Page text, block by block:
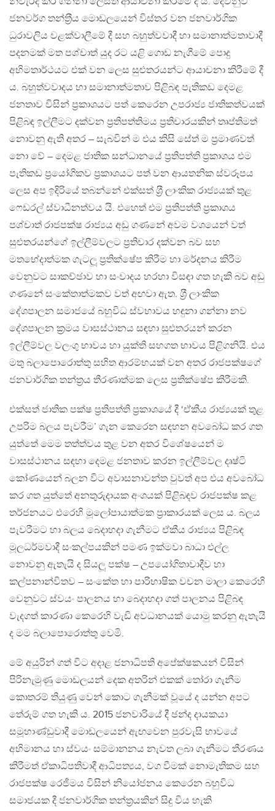
ජනවර්ග තන්ත‍්‍රීය මොඩලයෙන් විස්තර වන ජනවාර්ගික
ධුරාවලිය වළක්වාලීමේ දී සහ බහුත්වවාදී හා සමානාත්මතාවාදී
පදනමක් මත පශ්චාත් යුද රට යළි ගොඩ නැගීමේ පොදු
අභිමතාර්ථයට එක් වන ලෙස සුළුතරයන්ට ආයාචනා කිරීමේ දී
ය. බහුත්වවාදය හා සමානාත්මතාව පිළිබඳ පැතිකඩ දෙමළ
ජනතාව විසින් ප‍්‍රකාශයට පත් කෙරෙන උපරාජ්‍ය ජාතිකත්වයක්
පිළිබඳ ඉල්ලීමට දක්වන ප‍්‍රතිපත්තිමය ප‍්‍රතිචාරයකින් තෘප්තිමත්
නොවනු ඇති අතර – සැබවින් ම එය කිසි සේත් ම ප‍්‍රමාණවත්
නො වේ – දෙමළ ජාතික සන්ධානයේ ප‍්‍රතිපත්ති ප‍්‍රකාශය එම
පැතිකඩ ප‍්‍රයෝගිකව ප‍්‍රකාශයට පත් වන ආයතනික ස්වරූපය
ලෙස අප ඉදිරියේ තබන්නේ එක්සත් ශ‍්‍රී ලාංකික රාජ්‍යයක් තුළ
ෆෙඩරල් ස්වාධීනත්වය යි. එහෙත් එම ප‍්‍රතිපත්ති ප‍්‍රකාශය
පශ්චාත් රාජපක්ෂ රාජ්‍යය අඩු ගණනේ අවම වශයෙන් වත්
සුළුතරයන්ගේ ඉල්ලීම්වලට ප‍්‍රතිචාර දක්වන බව සහ
මතභේදාත්මක ගැටලූ ප‍්‍රතික්ෂේප කිරීම හා මර්දනය කිරීම
වෙනුවට සාකච්ඡාව හා සංවාදය හරහා විසඳා ගත හැකි බව අඩු
ගණනේ සංකේතාත්මකව වත් අඟවා ඇත. ශ‍්‍රී ලාංකික
දේශපාලන සමාජයේ බහුවිධ ස්වභාවය හඳුනා ගන්නා නව
දේශපාලන ක‍්‍රමය වාසස්ථානය සඳහා සුළුතරයන් කරන
ඉල්ලීම්වල වලංගු භාවය හා යුක්ති සහගත භාවය පිළිගනියි. එය
මතු බලාපොරොත්තු සහිත ආරම්භයක් වන අතර රාජපක්ෂගේ
ජනවාර්ගික තන්ත‍්‍රය තීරණාත්මක ලෙස ප‍්‍රතික්ෂේප කිරීමකි.
එක්සත් ජාතික පක්ෂ ප‍්‍රතිපත්ති ප‍්‍රකාශයේ දී ‘ඒකීය රාජ්‍යයක් තුළ
උපරිම බලය පැවරීම’ ගැන කෙරෙන සඳහන අවබෝධ කර ගත
යුත්තේ මෙම තත්ත්වය තුළ වන අතර විශේෂයෙන් ම
වාසස්ථානය සඳහා දෙමළ ජනතාව කරන ඉල්ලීම්වල දෘෂ්ටි
කෝණයෙන් බලන විට අවාසනාවන්ත වුවත් අප එය අවබෝධ
කර ගත යුත්තේ අනතුරුදායක අංශයක් පිළිබඳව රාජපක්ෂ කළ
තර්ජනයට එරෙහි මූලෝපායාත්මක ප‍්‍රාකාරයක් ලෙස ය. බලය
පැවරීමට හා බලය බෙදාහදා ගැනීමට ඒකීය රාජ්‍යය පිළිබඳ
මූලධර්මවාදී සංකල්පයකින් පමණ ඉක්මවා බාධා එල්ල
නොවනු ඇතැයි ද සියලූ පක්ෂ – උපයෝගිතාවාදීව හා
කල්පනාන්විතව – සංකේත හා පාරිභාෂික වචන මාලා කෙරෙහි
වෙනුවට ස්වයං පාලනය හා බෙදාහදා ගත් පාලනය පිළිබඳ
වැදගත් කාරණා කෙරෙහි වැඩි අවධානයක් යොමු කරනු ඇතැයි
ද මම බලාපොරොත්තු වෙමි.
මේ අයුරින් ගත් විට අදාළ ජනාධිපති අපේක්ෂකයන් විසින්
පිරිනැමුණු මොඩලයන් දෙක අතරින් එකක් තෝරා ගැනීම
කොතරම් තියුණු වෙන් කොට ගැනීමක් වූයේ ද යන්න අපට
තේරුම් ගත හැකි ය. 2015 ජනවාරියේ දී ඡන්ද දායකයා
සමූහාණ්ඩුවාදී මොඩලයෙන් ඇඟවෙන පුරවැසි භාවයේ
අභිමානය හා ස්වයං සම්මානනය නැවත ලබා ගැනීමට තීරණය
කිරීමත් ඒකාධිපතිවාදී ආධිපත්‍යය, වග වීමක් නොමැතිකම සහ
රාජපක්ෂ රෙජීමය විසින් නියෝජනය කෙරෙන බහුවිධ
සමාජයක දී ජනවාර්ගික තන්ත‍්‍රයකින් සිදු විය හැකි